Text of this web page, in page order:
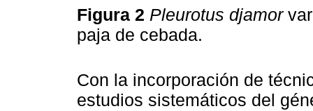
Figura 2 Pleurotus djamor
paja de cebada.
Con la incorporación de
estudios sistemáticos del